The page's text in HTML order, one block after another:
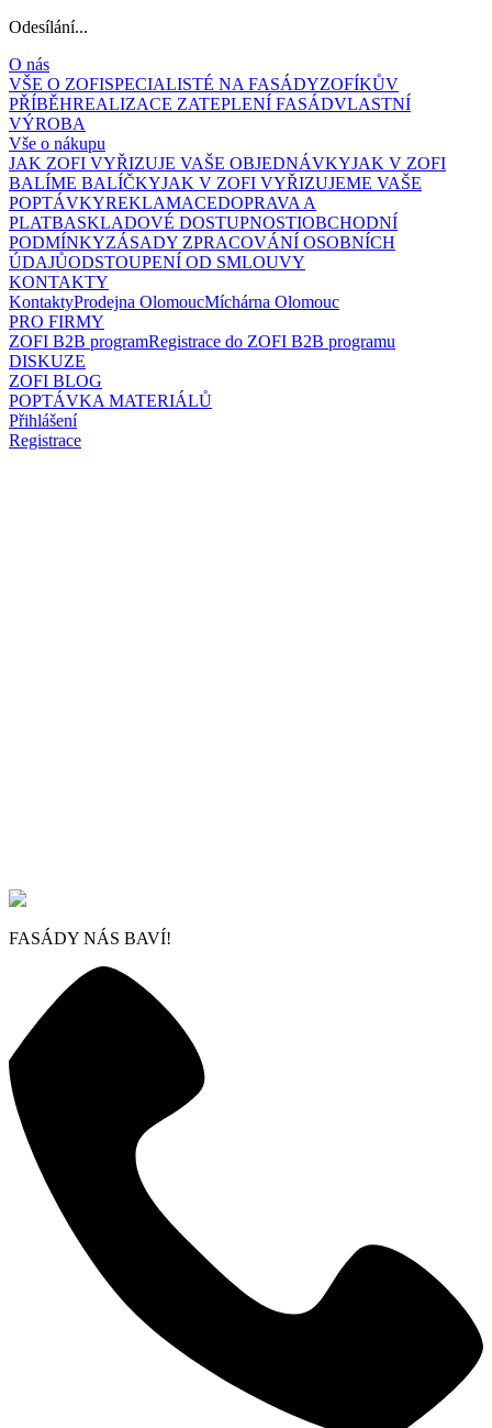
Odesílání...
O nás
VŠE O ZOFISPECIALISTÉ NA FASÁDYZOFÍKŮV
PŘÍBĚHREALIZACE ZATEPLENÍ FASÁDVLASTNÍ
VÝROBA
Vše o nákupu
JAK ZOFI VYŘIZUJE VAŠE OBJEDNÁVKYJAK V ZOFI
BALÍME BALÍČKYJAK V ZOFI VYŘIZUJEME VAŠE
POPTÁVKYREKLAMACEDOPRAVA A
PLATBASKLADOVÉ DOSTUPNOSTIOBCHODNÍ
PODMÍNKYZÁSADY ZPRACOVÁNÍ OSOBNÍCH
ÚDAJŮODSTOUPENÍ OD SMLOUVY
KONTAKTY
KontaktyProdejna OlomoucMíchárna Olomouc
PRO FIRMY
ZOFI B2B programRegistrace do ZOFI B2B programu
DISKUZE
ZOFI BLOG
POPTÁVKA MATERIÁLŮ
Přihlášení
Registrace
FASÁDY NÁS BAVÍ!